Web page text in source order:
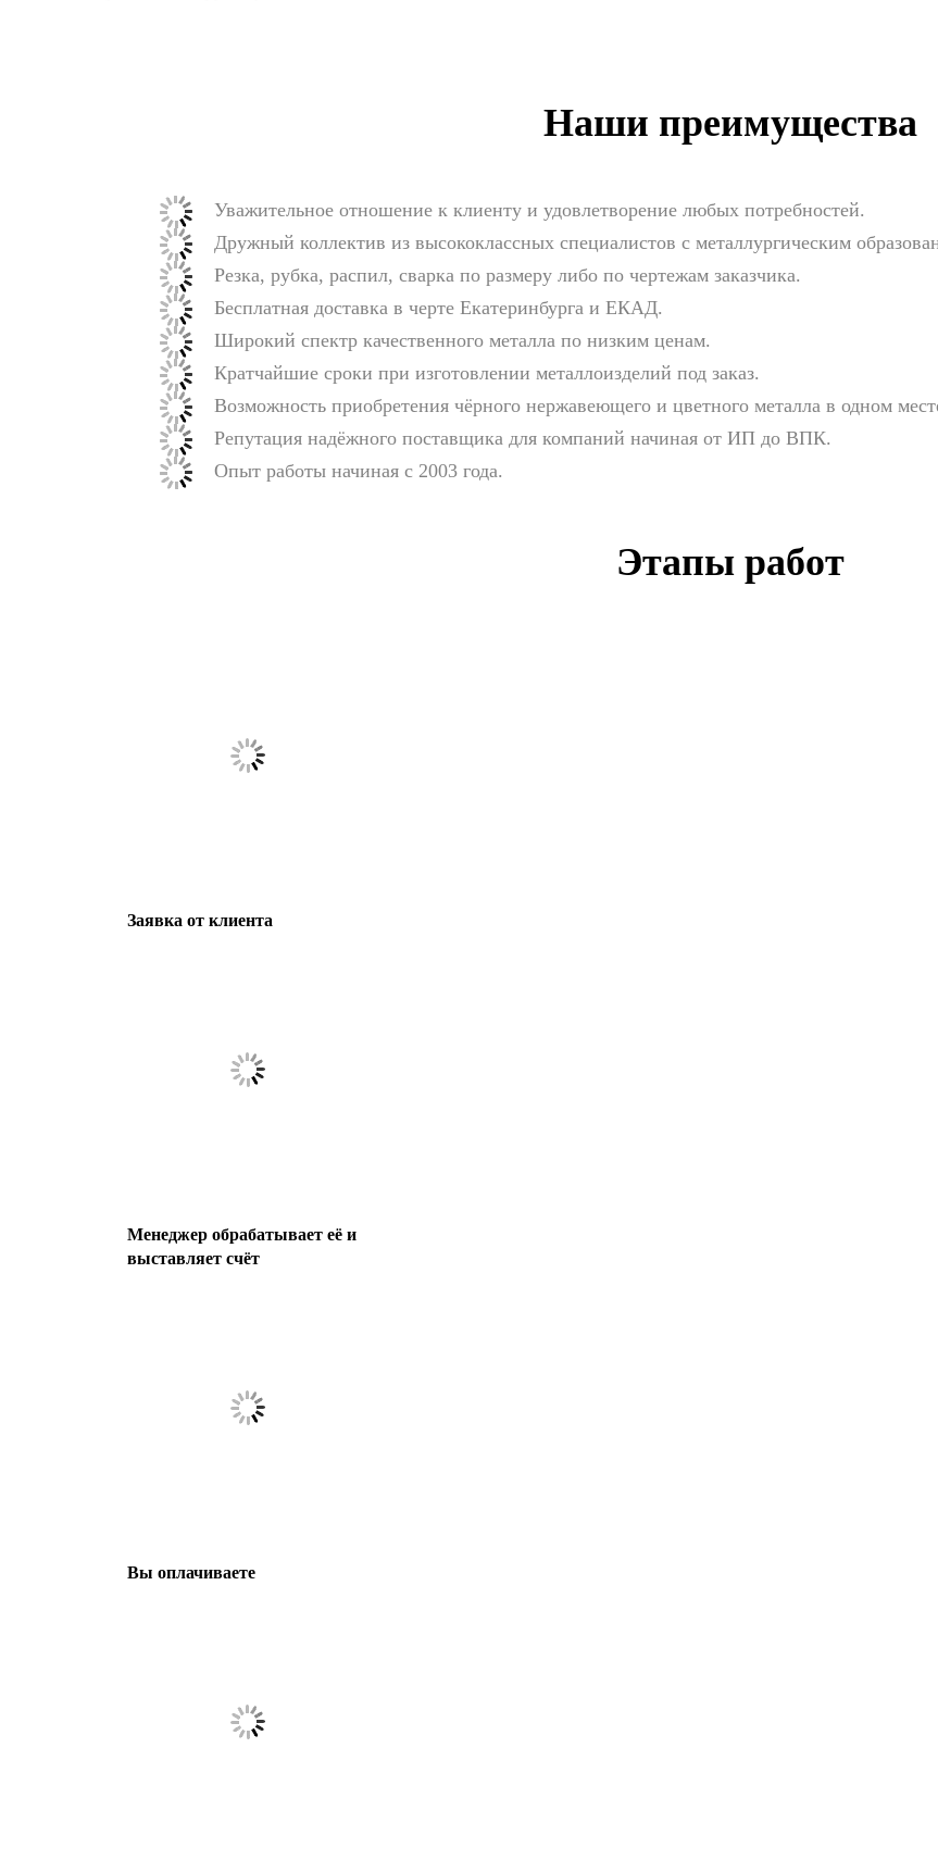
Наши преимущества
Уважительное отношение к клиенту и удовлетворение любых потребностей.
Дружный коллектив из высококлассных специалистов с металлургическим
Резка, рубка, распил, сварка по размеру либо по чертежам заказчика.
Бесплатная доставка в черте Екатеринбурга и ЕКАД.
Широкий спектр качественного металла по низким ценам.
Кратчайшие сроки при изготовлении металлоизделий под заказ.
Возможность приобретения чёрного нержавеющего и цветного металла в одном
Репутация надёжного поставщика для компаний начиная от ИП до ВПК.
Опыт работы начиная с 2003 года.
Этапы работ
Заявка от клиента
Менеджер обрабатывает её и
выставляет счёт
Вы оплачиваете